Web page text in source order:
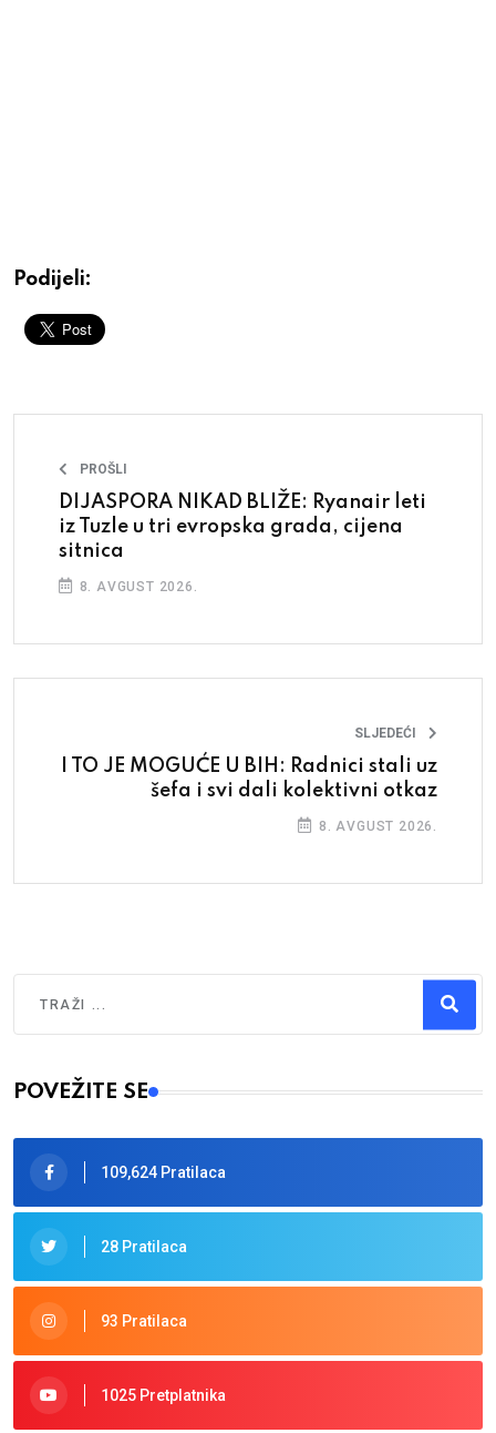
Podijeli:
PROŠLI
DIJASPORA NIKAD BLIŽE: Ryanair leti
iz Tuzle u tri evropska grada, cijena
sitnica
8. AVGUST 2026.
SLJEDEĆI
I TO JE MOGUĆE U BIH: Radnici stali uz
šefa i svi dali kolektivni otkaz
8. AVGUST 2026.
Type 2 or more characters for results.
POVEŽITE SE
109,624 Pratilaca
28 Pratilaca
93 Pratilaca
1025 Pretplatnika